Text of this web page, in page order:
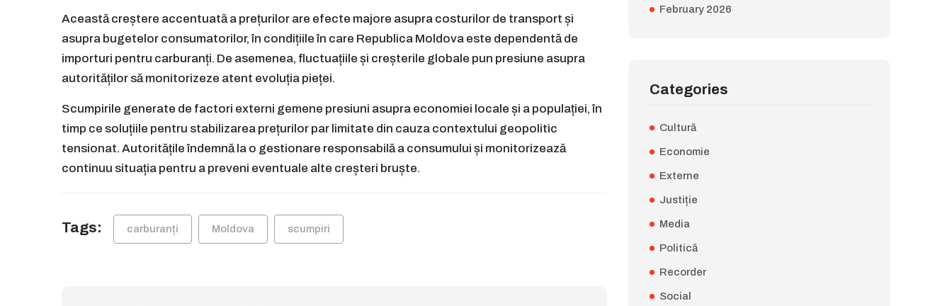
Această creștere accentuată a prețurilor are efecte majore asupra costurilor de transport și
asupra bugetelor consumatorilor, în condițiile în care Republica Moldova este dependentă de
importuri pentru carburanți. De asemenea, fluctuațiile și creșterile globale pun presiune asupra
autorităților să monitorizeze atent evoluția pieței.
Scumpirile generate de factori externi gemene presiuni asupra economiei locale și a populației, în
timp ce soluțiile pentru stabilizarea prețurilor par limitate din cauza contextului geopolitic
tensionat. Autoritățile îndemnă la o gestionare responsabilă a consumului și monitorizează
continuu situația pentru a preveni eventuale alte creșteri bruște.
Tags: carburanți Moldova scumpiri
February 2026
Categories
Cultură
Economie
Externe
Justiție
Media
Politică
Recorder
Social